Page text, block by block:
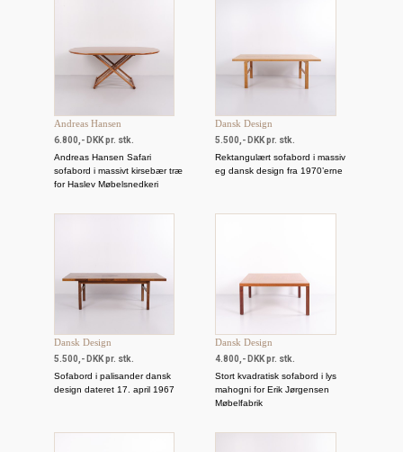
Andreas Hansen
6.800,- DKK pr. stk.
Andreas Hansen Safari
sofabord i massivt kirsebær træ
for Haslev Møbelsnedkeri
Dansk Design
5.500,- DKK pr. stk.
Rektangulært sofabord i massiv
eg dansk design fra 1970’erne
Dansk Design
5.500,- DKK pr. stk.
Sofabord i palisander dansk
design dateret 17. april 1967
Dansk Design
4.800,- DKK pr. stk.
Stort kvadratisk sofabord i lys
mahogni for Erik Jørgensen
Møbelfabrik